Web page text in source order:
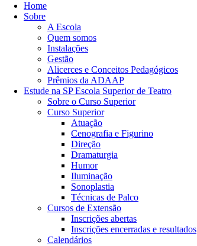
Home
Sobre
A Escola
Quem somos
Instalações
Gestão
Alicerces e Conceitos Pedagógicos
Prêmios da ADAAP
Estude na SP Escola Superior de Teatro
Sobre o Curso Superior
Curso Superior
Atuação
Cenografia e Figurino
Direção
Dramaturgia
Humor
Iluminação
Sonoplastia
Técnicas de Palco
Cursos de Extensão
Inscrições abertas
Inscrições encerradas e resultados
Calendários